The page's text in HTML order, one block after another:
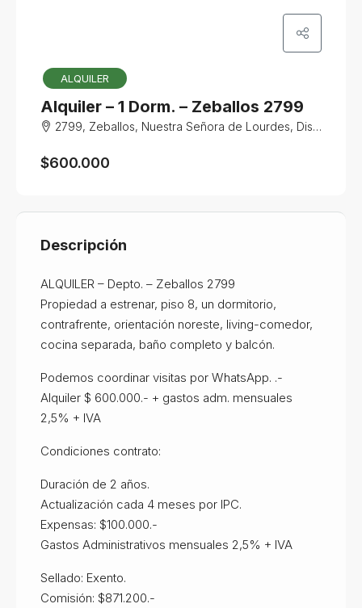
ALQUILER
Alquiler – 1 Dorm. – Zeballos 2799
2799, Zeballos, Nuestra Señora de Lourdes, Distrito Centro, Rosario, Municipio de Rosario, Gran Rosario, Departamento Rosario, Santa Fe, 2000, Argentina
$600.000
Descripción
ALQUILER – Depto. – Zeballos 2799
Propiedad a estrenar, piso 8, un dormitorio,
contrafrente, orientación noreste, living-comedor,
cocina separada, baño completo y balcón.
Podemos coordinar visitas por WhatsApp. .-
Alquiler $ 600.000.- + gastos adm. mensuales
2,5% + IVA
Condiciones contrato:
Duración de 2 años.
Actualización cada 4 meses por IPC.
Expensas: $100.000.-
Gastos Administrativos mensuales 2,5% + IVA
Sellado: Exento.
Comisión: $871.200.-